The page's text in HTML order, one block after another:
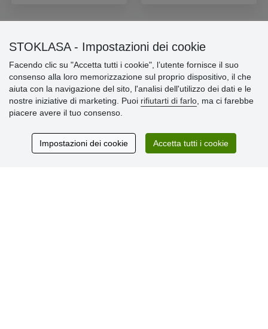
» Impostazioni dei cookie
» Termini & Condizioni
» Informativa sulla Privacy
» Consegna e pagamento
» Programma fedeltà
STOKLASA - Impostazioni dei cookie
Facendo clic su "Accetta tutti i cookie", l’utente fornisce il suo
consenso alla loro memorizzazione sul proprio dispositivo, il che
aiuta con la navigazione del sito, l'analisi dell'utilizzo dei dati e le
nostre iniziative di marketing. Puoi rifiutarti di farlo , ma ci farebbe
piacere avere il tuo consenso.
Impostazioni dei cookie Accetta tutti i cookie